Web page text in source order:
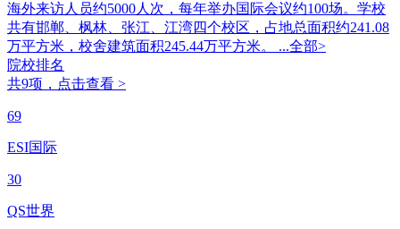
海外来访人员约5000人次，每年举办国际会议约100场。学校
共有邯郸、枫林、张江、江湾四个校区，占地总面积约241.08
万平方米，校舍建筑面积245.44万平方米。 ...全部>
院校排名
共9项，点击查看 >
69
ESI国际
30
QS世界